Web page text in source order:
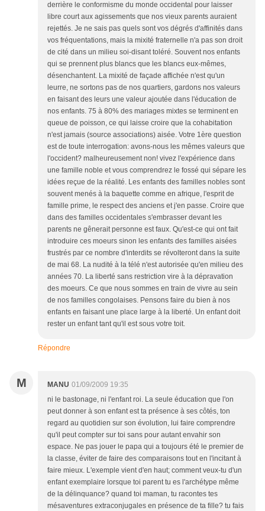
derrière le conformisme du monde occidental pour laisser
libre court aux agissements que nos vieux parents auraient
rejettés. Je ne sais pas quels sont vos dégrés d'affinités dans
vos fréquentations, mais la mixité fraternelle n'a pas son droit
de cité dans un milieu soi-disant toléré. Souvent nos enfants
qui se prennent plus blancs que les blancs eux-mêmes,
désenchantent. La mixité de façade affichée n'est qu'un
leurre, ne sortons pas de nos quartiers, gardons nos valeurs
en faisant des leurs une valeur ajoutée dans l'éducation de
nos enfants. 75 à 80% des mariages mixtes se terminent en
queue de poisson, ce qui laisse croire que la cohabitation
n'est jamais (source associations) aisée. Votre 1ère question
est de toute interrogation: avons-nous les mêmes valeurs que
l'occident? malheureusement non! vivez l'expérience dans
une famille noble et vous comprendrez le fossé qui sépare les
idées reçue de la réalité. Les enfants des familles nobles sont
souvent menés à la baquette comme en afrique, l'esprit de
famille prime, le respect des anciens et j'en passe. Croire que
dans des familles occidentales s'embrasser devant les
parents ne gênerait personne est faux. Qu'est-ce qui ont fait
introduire ces moeurs sinon les enfants des familles aisées
frustrés par ce nombre d'interdits se révolteront dans la suite
de mai 68. La nudité à la télé n'est autorisée qu'en milieu des
années 70. La liberté sans restriction vire à la dépravation
des moeurs. Ce que nous sommes en train de vivre au sein
de nos familles congolaises. Pensons faire du bien à nos
enfants en faisant une place large à la liberté. Un enfant doit
rester un enfant tant qu'il est sous votre toit.
Répondre
M MANU 01/09/2009 19:35
ni le bastonage, ni l'enfant roi. La seule éducation que l'on
peut donner à son enfant est ta présence à ses côtés, ton
regard au quotidien sur son évolution, lui faire comprendre
qu'il peut compter sur toi sans pour autant envahir son
espace. Ne pas jouer le papa qui a toujours été le premier de
la classe, éviter de faire des comparaisons tout en l'incitant à
faire mieux. L'exemple vient d'en haut; comment veux-tu d'un
enfant exemplaire lorsque toi parent tu es l'archétype même
de la délinquance? quand toi maman, tu racontes tes
mésaventures extraconjugales en présence de ta fille? tu fais